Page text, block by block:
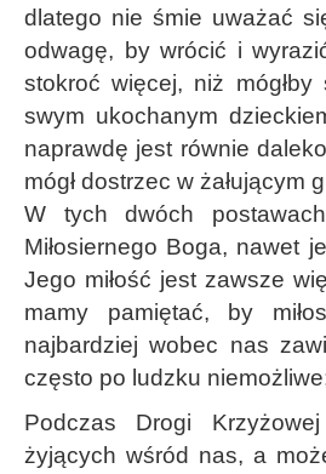
dlatego nie śmie uważać
odwagę, by wrócić i
stokroć więcej, niż
swym ukochanym
naprawdę jest równie
mógł dostrzec w żałującym
W tych dwóch
Miłosiernego Boga, nawet
Jego miłość jest zawsze
mamy pamiętać, by
najbardziej wobec nas
często po ludzku
Podczas Drogi
żyjących wśród nas, a